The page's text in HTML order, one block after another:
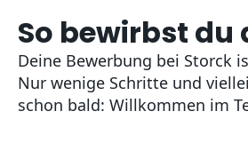
So bewirbst du
Deine Bewerbung bei Storck
Nur wenige Schritte und